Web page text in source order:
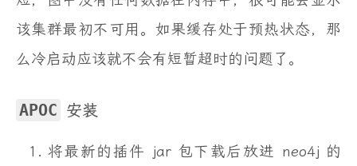
该集群最初不可用。如果缓存处于预热状态，那
么冷启动应该就不会有短暂超时的问题了。
APOC 安装
将最新的插件 jar 包下载后放进 neo4j 的